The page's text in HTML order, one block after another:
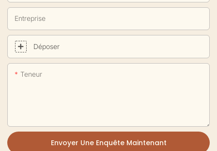
Entreprise
Déposer
Teneur
Envoyer Une Enquête Maintenant